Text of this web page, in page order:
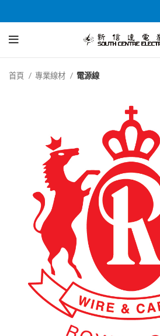
首頁 專業線材 電源線